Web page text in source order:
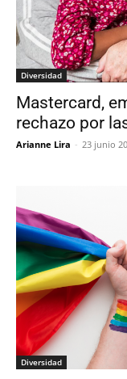
Diversidad
Mastercard,
rechazo por
Arianne Lira - 23 junio
Diversidad